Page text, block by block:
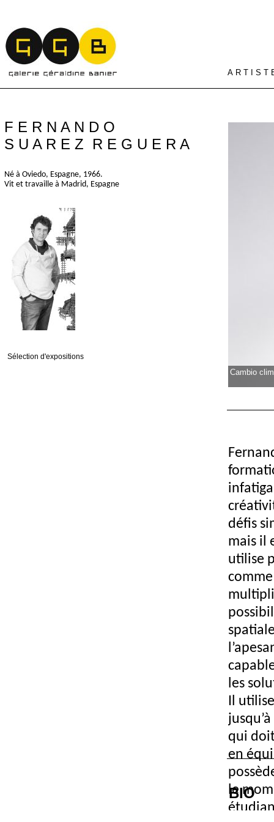
Sélection d'expositions
A R T I S T
BIO
Cambio
défis
mais il
utilise
les
Il
qui
en
le
F E R N A N D O
S U A R E Z R E G U E R A
Né à Oviedo, Espagne, 1966.
Vit et travaille à Madrid, Espagne